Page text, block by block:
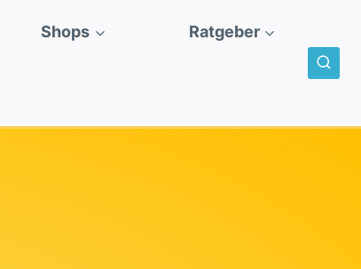
Shops Ratgeber